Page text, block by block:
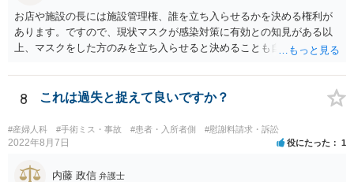
お店や施設の長には施設管理権、誰を立ち入らせるかを決める権利が
あります。ですので、現状マスクが感染対策に有効との知見がある以
上、マスクをした方のみを立ち入らせると決めることも自由であり、
など公益的な側面のある業種ですと、公衆浴場法など各種業法で定め
られた理由以外での利用拒否は禁止されていますし、公の施設でもマ
スクなしだけでの利用拒否は問題となりえますが、民間のお店に対し
ては慰謝料の請求は認められないと考えられます。
8 これは過失と捉えて良いですか？
#産婦人科 #手術ミス・事故 #患者・入所者側 #慰謝料請求・訴訟
2022年8月7日 役にたった 1
内藤 政信 弁護士